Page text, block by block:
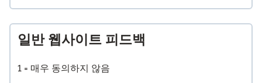
일반 웹사이트 피드백
1 = 매우 동의하지 않음